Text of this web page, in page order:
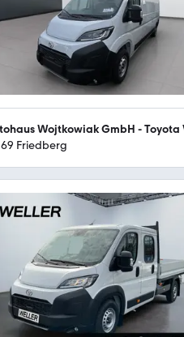
Wojtkowiak GmbH -
Friedberg